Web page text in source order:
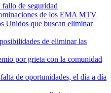
de seguridad
de los EMA MTV
Unidos que buscan eliminar
de eliminar las
por grieta con la comunidad
de oportunidades, el día a día